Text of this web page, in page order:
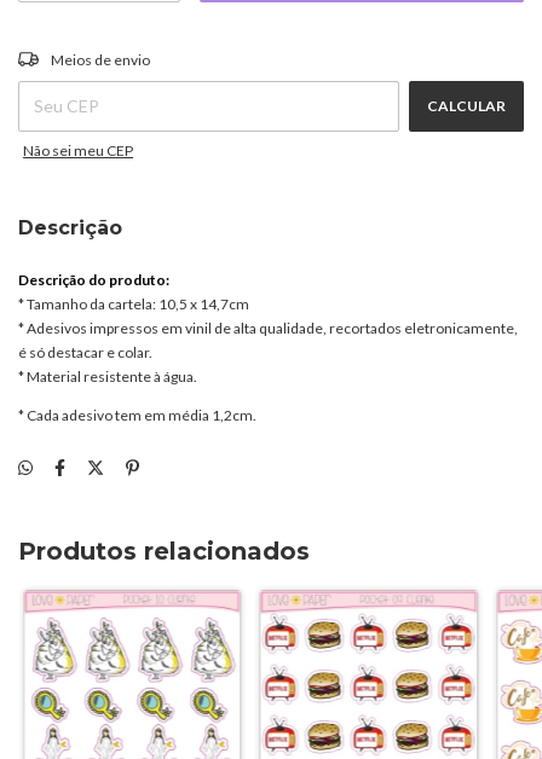
Entregas para o CEP:
Meios de envio
CALCULAR
Não sei meu CEP
Descrição
Descrição do produto:
* Tamanho da cartela: 10,5 x 14,7cm
* Adesivos impressos em vinil de alta qualidade, recortados eletronicamente,
é só destacar e colar.
* Material resistente à água.
* Cada adesivo tem em média 1,2cm.
Produtos relacionados